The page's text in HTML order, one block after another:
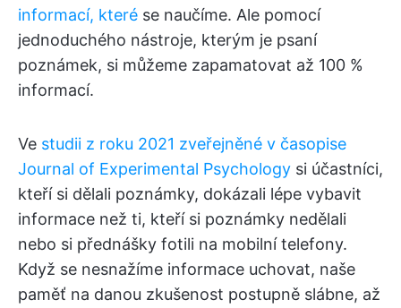
informací, které se naučíme. Ale pomocí
jednoduchého nástroje, kterým je psaní
poznámek, si můžeme zapamatovat až 100 %
informací.
Ve studii z roku 2021 zveřejněné v časopise
Journal of Experimental Psychology si účastníci,
kteří si dělali poznámky, dokázali lépe vybavit
informace než ti, kteří si poznámky nedělali
nebo si přednášky fotili na mobilní telefony.
Když se nesnažíme informace uchovat, naše
paměť na danou zkušenost postupně slábne, až